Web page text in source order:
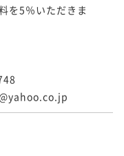
を5％いただきま